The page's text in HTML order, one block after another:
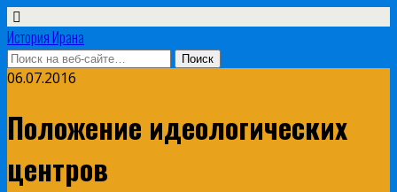
История Ирана
06.07.2016
Положение идеологических
центров